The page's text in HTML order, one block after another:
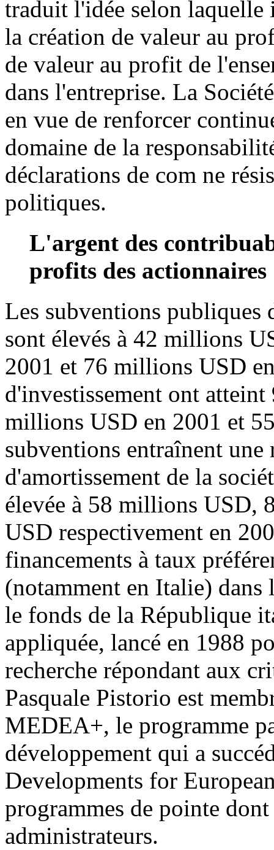
traduit l'idée selon laquelle
la création de valeur au
de valeur au profit de
dans l'entreprise. La
en vue de renforcer
domaine de la
déclarations de com ne
politiques.
L'argent des
profits des actionnaires
Les subventions publiques
sont élevés à 42 millions
2001 et 76 millions USD
d'investissement ont
millions USD en 2001 et
subventions entraînent une
d'amortissement de la
élevée à 58 millions USD,
USD respectivement en
financements à taux
(notamment en Italie) dans
le fonds de la République
appliquée, lancé en 1988
recherche répondant aux
Pasquale Pistorio est
MEDEA+, le programme
développement qui a
Developments for
programmes de pointe
administrateurs.